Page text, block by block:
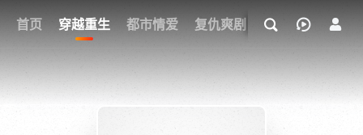
首页 穿越重生 都市情爱 复仇爽剧 玄幻武侠 奇幻
我的观影记录